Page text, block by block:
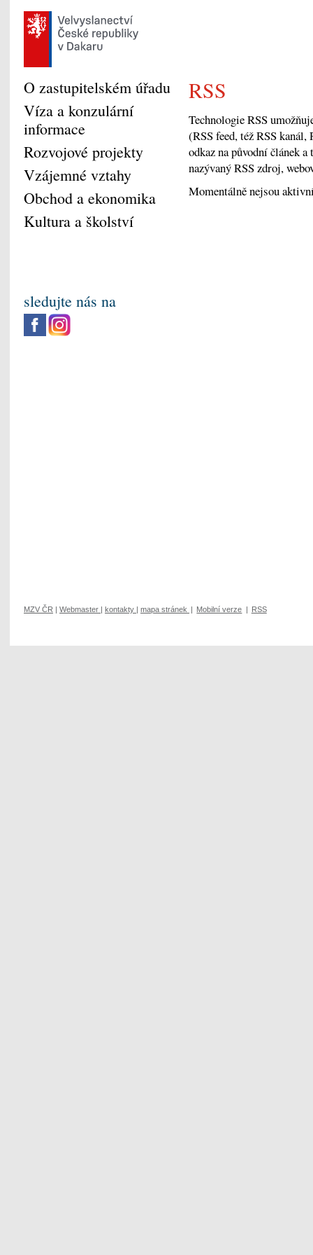
RSS
Technologie RSS
(RSS feed, též RSS
odkaz na původní článek
nazývaný RSS zdroj,
Momentálně nejsou
O zastupitelském úřadu
Víza a konzulární
informace
Rozvojové projekty
Vzájemné vztahy
Obchod a ekonomika
Kultura a školství
sledujte nás na
MZV ČR | Webmaster | kontakty | mapa stránek | Mobilní verze | RSS